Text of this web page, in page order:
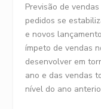
Previsão de
pedidos se
e novos
ímpeto de vendas
desenvolver em
ano e das vendas
nível do ano